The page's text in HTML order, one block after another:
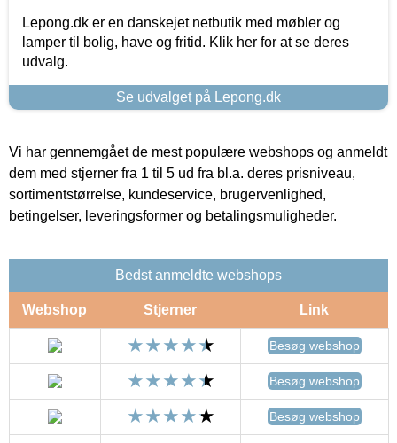
Lepong.dk er en danskejet netbutik med møbler og
lamper til bolig, have og fritid. Klik her for at se deres
udvalg.
Se udvalget på Lepong.dk
Vi har gennemgået de mest populære webshops og anmeldt
dem med stjerner fra 1 til 5 ud fra bl.a. deres prisniveau,
sortimentstørrelse, kundeservice, brugervenlighed,
betingelser, leveringsformer og betalingsmuligheder.
Bedst anmeldte webshops
Webshop Stjerner Link
Besøg webshop
Besøg webshop
Besøg webshop